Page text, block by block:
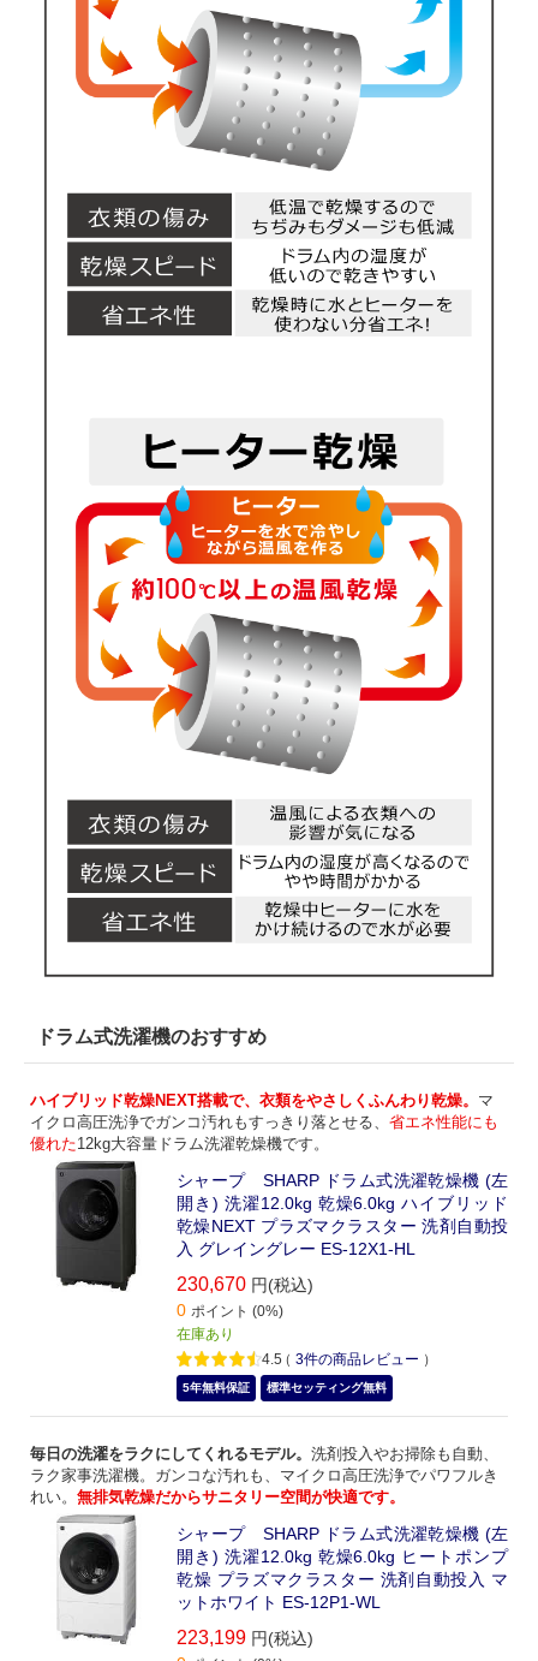
ドラム式洗濯機のおすすめ
ハイブリッド乾燥NEXT搭載で、衣類をやさしくふんわり乾燥。 マ
イクロ高圧洗浄でガンコ汚れもすっきり落とせる、 省エネ性能にも
優れた12kg大容量ドラム洗濯乾燥機です。
シャープ SHARP ドラム式洗濯乾燥機 (左
開き) 洗濯12.0kg 乾燥6.0kg ハイブリッド
乾燥NEXT プラズマクラスター 洗剤自動投
入 グレイングレー ES-12X1-HL
230,670 円(税込)
0 ポイント (0%)
在庫あり
4.5（ 3件の商品レビュー ）
5年無料保証 標準セッティング無料
毎日の洗濯をラクにしてくれるモデル。 洗剤投入やお掃除も自動、
ラク家事洗濯機。ガンコな汚れも、マイクロ高圧洗浄でパワフルき
れい。 無排気乾燥だからサニタリー空間が快適です。
シャープ SHARP ドラム式洗濯乾燥機 (左
開き) 洗濯12.0kg 乾燥6.0kg ヒートポンプ
乾燥 プラズマクラスター 洗剤自動投入 マ
ットホワイト ES-12P1-WL
223,199 円(税込)